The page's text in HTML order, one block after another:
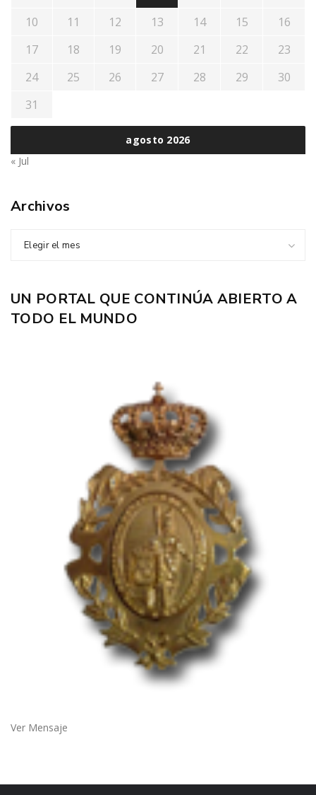
agosto 2026
10
11 12 13 14 15
16
17
18 19 20 21 22
23
24
25 26 27 28 29
30
31
« Jul
Archivos
Elegir el mes
UN PORTAL QUE CONTINÚA ABIERTO A
TODO EL MUNDO
Ver Mensaje